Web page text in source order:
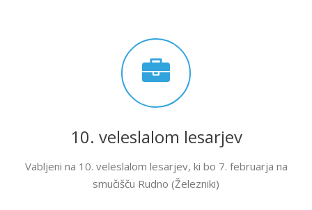
10. veleslalom lesarjev
Vabljeni na 10. veleslalom lesarjev, ki bo 7. februarja na
smučišču Rudno (Železniki)